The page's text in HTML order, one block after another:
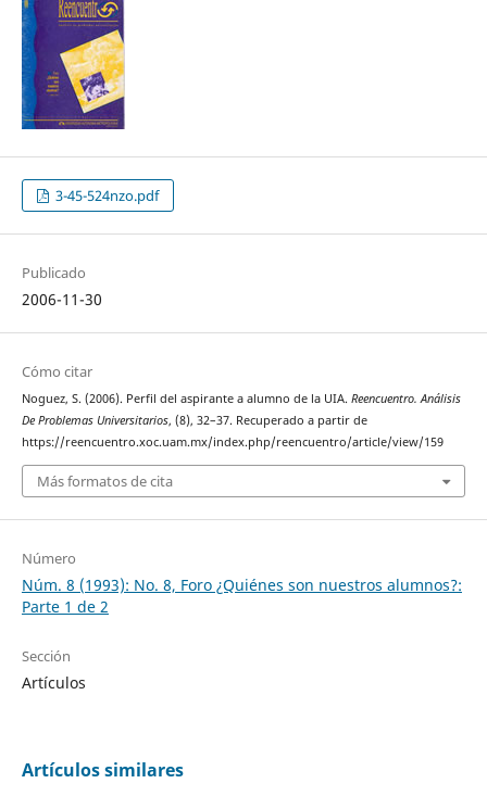
3-45-524nzo.pdf
Publicado
2006-11-30
Cómo citar
Noguez, S. (2006). Perfil del aspirante a alumno de la UIA. Reencuentro. Análisis
De Problemas Universitarios, (8), 32–37. Recuperado a partir de
https://reencuentro.xoc.uam.mx/index.php/reencuentro/article/view/159
Más formatos de cita
Número
Núm. 8 (1993): No. 8, Foro ¿Quiénes son nuestros alumnos?:
Parte 1 de 2
Sección
Artículos
Artículos similares